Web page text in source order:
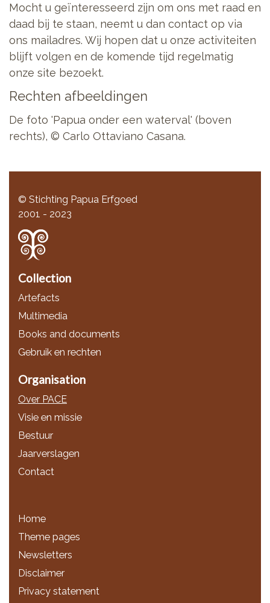
Mocht u geïnteresseerd zijn om ons met raad en
daad bij te staan, neemt u dan contact op via
ons mailadres. Wij hopen dat u onze activiteiten
blijft volgen en de komende tijd regelmatig
onze site bezoekt.
Rechten afbeeldingen
De foto 'Papua onder een waterval' (boven
rechts), © Carlo Ottaviano Casana.
© Stichting Papua Erfgoed
2001 - 2023
Collection
Artefacts
Multimedia
Books and documents
Gebruik en rechten
Organisation
Over PACE
Visie en missie
Bestuur
Jaarverslagen
Contact
Home
Theme pages
Newsletters
Disclaimer
Privacy statement